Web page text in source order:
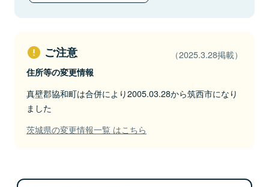
ご注意 （2025.3.28掲載）
住所等の変更情報
真壁郡協和町は合併により2005.03.28から筑西市になり
ました
茨城県の変更情報一覧 はこちら